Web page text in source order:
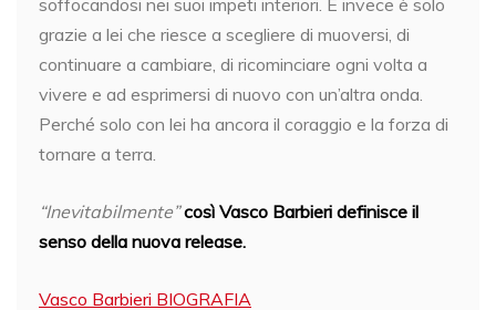
soffocandosi nei suoi impeti interiori. E invece è solo
grazie a lei che riesce a scegliere di muoversi, di
continuare a cambiare, di ricominciare ogni volta a
vivere e ad esprimersi di nuovo con un’altra onda.
Perché solo con lei ha ancora il coraggio e la forza di
tornare a terra.
“Inevitabilmente”così Vasco Barbieri definisce il
senso della nuova release.
Vasco Barbieri BIOGRAFIA